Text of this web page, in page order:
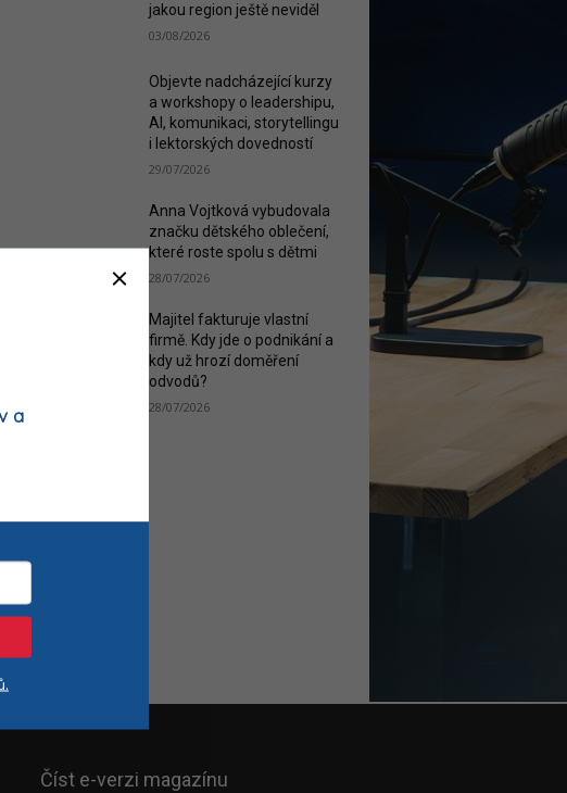
jakou region ještě neviděl
03/08/2026
Objevte nadcházející kurzy
a workshopy o leadershipu,
AI, komunikaci, storytellingu
i lektorských dovedností
29/07/2026
Anna Vojtková vybudovala
značku dětského oblečení,
které roste spolu s dětmi
28/07/2026
Majitel fakturuje vlastní
firmě. Kdy jde o podnikání a
kdy už hrozí doměření
odvodů?
28/07/2026
Číst e-verzi magazínu
a